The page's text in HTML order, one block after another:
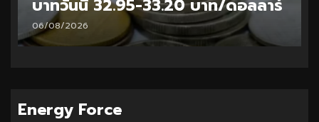
บาทวันนี้ 32.95-33.20 บาท/ดอลลาร์
06/08/2026
Energy Force